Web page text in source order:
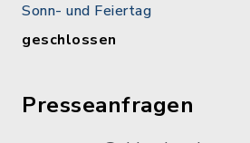
Sonn- und Feiertag
geschlossen
Presseanfragen